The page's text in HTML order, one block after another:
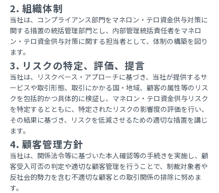
2. 組織体制
当社は、コンプライアンス部門をマネロン・テロ資金供与対策に
関する措置の統括管理部門とし、内部管理統括責任者をマネロ
ン・テロ資金供与対策に関する担当者として、体制の構築を図り
ます。
3. リスクの特定、評価、提言
当社は、リスクベース・アプローチに基づき、当社が提供するサ
ービスや取引形態、取引にかかる国・地域、顧客の属性等のリス
クを包括的かつ具体的に検証し、マネロン・テロ資金供与リスク
を特定するとともに、特定されたリスクの影響度の評価を行い、
その結果に基づき、リスクを低減させるための適切な措置を講じ
ます。
4. 顧客管理方針
当社は、関係法令等に基づいた本人確認等の手続きを実施し、顧
客受入可否の判定や適切な顧客管理を行うことで、制裁対象者や
反社会的勢力を含む不適切な顧客との取引関係の排除に努めま
す。